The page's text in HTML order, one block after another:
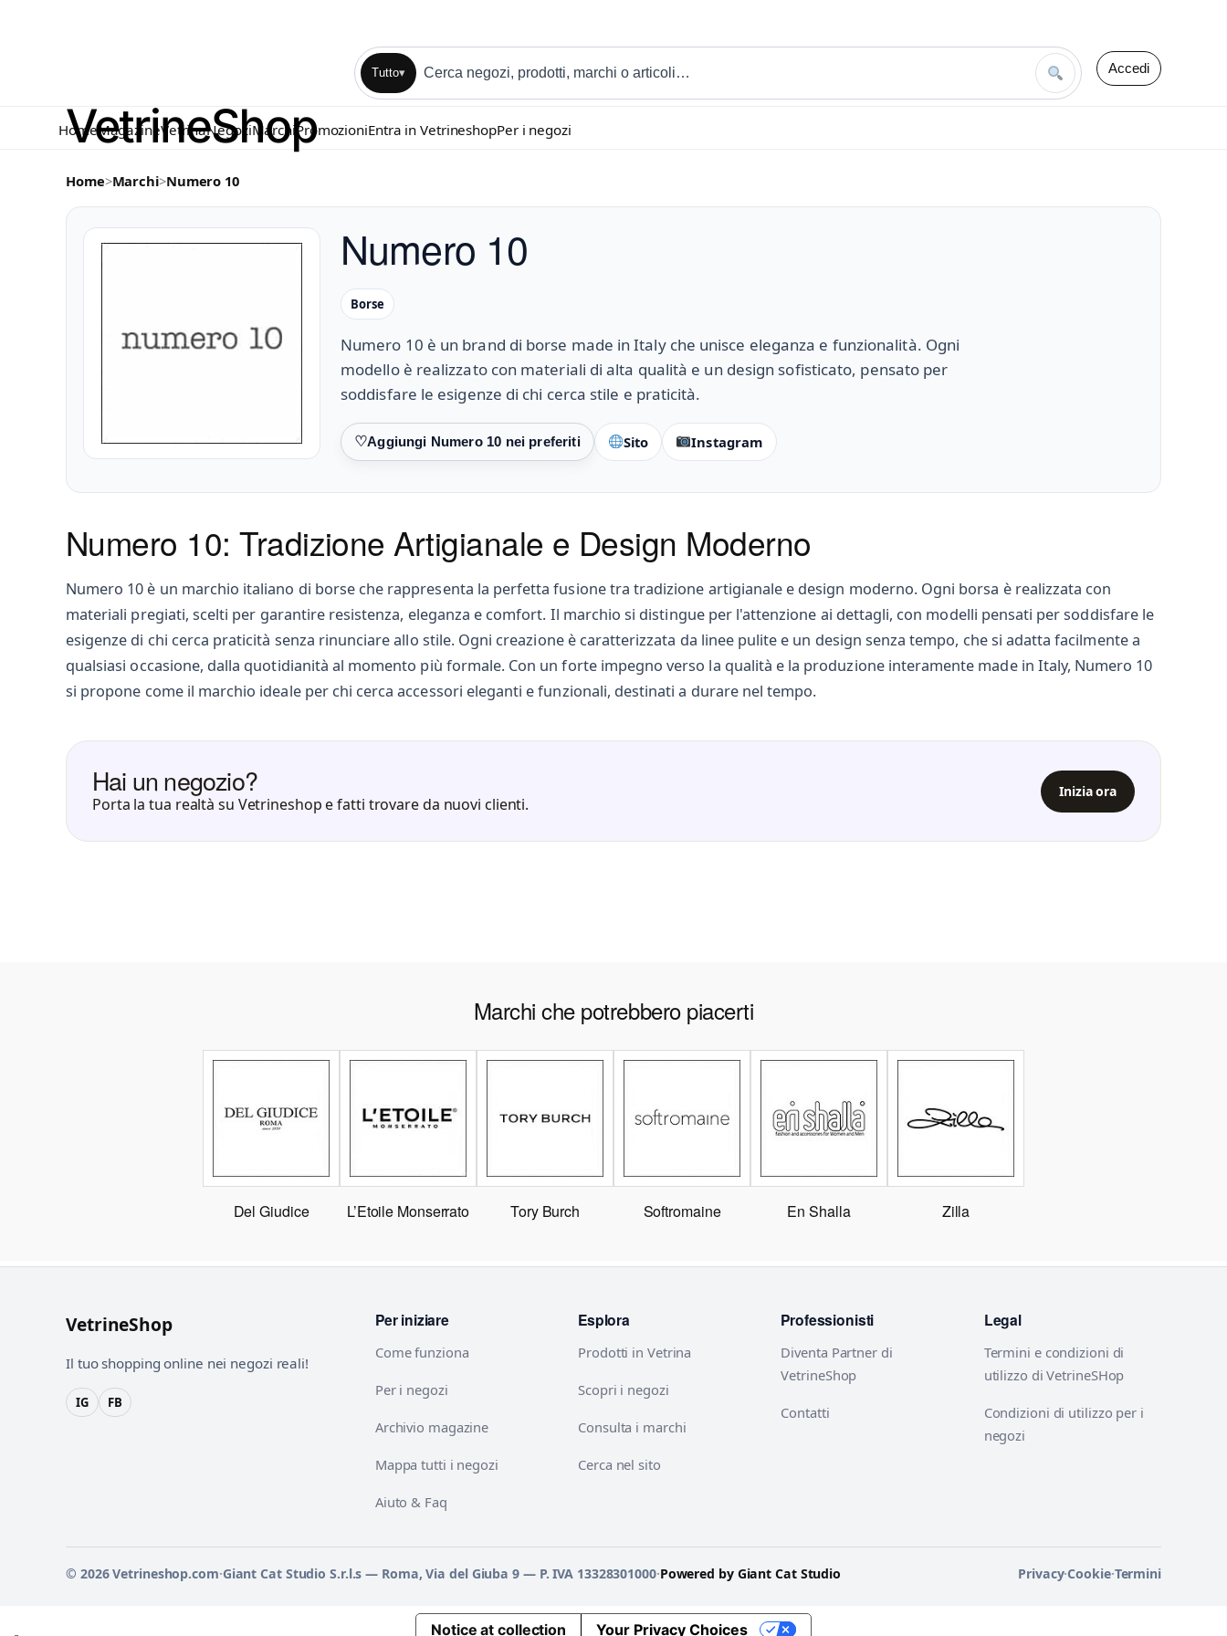
Tutto▾ Accedi
HomeMagazineVetrinaNegoziMarchi PromozioniEntra in VetrineshopPer i negozi
Home>Marchi>Numero 10
Numero 10
Borse
Numero 10 è un brand di borse made in Italy che unisce eleganza e funzionalità. Ogni
modello è realizzato con materiali di alta qualità e un design sofisticato, pensato per
soddisfare le esigenze di chi cerca stile e praticità.
Preferiti Sito Instagram
Numero 10: Tradizione Artigianale e Design Moderno
Numero 10 è un marchio italiano di borse che rappresenta la perfetta fusione tra tradizione artigianale e design moderno. Ogni borsa è realizzata con
materiali pregiati, scelti per garantire resistenza, eleganza e comfort. Il marchio si distingue per l'attenzione ai dettagli, con modelli pensati per soddisfare le
esigenze di chi cerca praticità senza rinunciare allo stile. Ogni creazione è caratterizzata da linee pulite e un design senza tempo, che si adatta facilmente a
qualsiasi occasione, dalla quotidianità al momento più formale. Con un forte impegno verso la qualità e la produzione interamente made in Italy, Numero 10
si propone come il marchio ideale per chi cerca accessori eleganti e funzionali, destinati a durare nel tempo.
Hai un negozio?
Porta la tua realtà su Vetrineshop e fatti trovare da nuovi clienti.
Inizia ora
Marchi che potrebbero piacerti
Del Giudice L’Etoile Monserrato Tory Burch Softromaine En Shalla Zilla
VetrineShop
Il tuo shopping online nei negozi reali!
IG FB
Per iniziare
Come funziona
Per i negozi
Archivio magazine
Mappa tutti i negozi
Aiuto & Faq
Esplora
Prodotti in Vetrina
Scopri i negozi
Consulta i marchi
Cerca nel sito
Professionisti
Diventa Partner di
VetrineShop
Contatti
Legal
Termini e condizioni di
utilizzo di VetrineSHop
Condizioni di utilizzo per i
negozi
© 2026 Vetrineshop.com·Giant Cat Studio S.r.l.s — Roma, Via del Giuba 9 — P. IVA 13328301000·Powered by Giant Cat Studio Privacy·Cookie·Termini
Notice at collection Your Privacy Choices